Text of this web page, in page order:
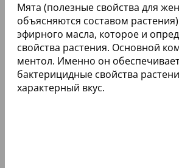
Мята (полезные свойства для
объясняются составом
эфирного масла, которое и
свойства растения. Основной
ментол. Именно он
бактерицидные свойства
характерный вкус.